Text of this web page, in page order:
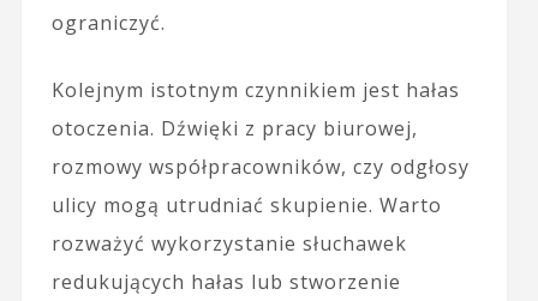
ograniczyć.
Kolejnym istotnym czynnikiem jest hałas
otoczenia. Dźwięki z pracy biurowej,
rozmowy współpracowników, czy odgłosy
ulicy mogą utrudniać skupienie. Warto
rozważyć wykorzystanie słuchawek
redukujących hałas lub stworzenie